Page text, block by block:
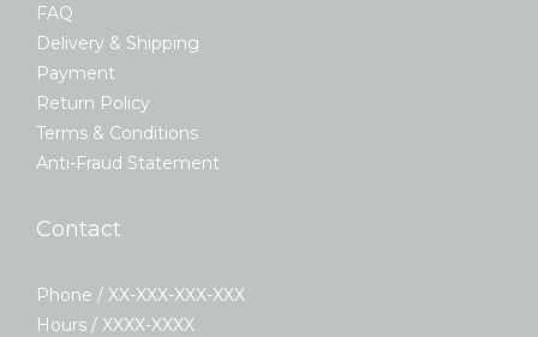
FAQ
Delivery & Shipping
Payment
Return Policy
Terms & Conditions
Anti-Fraud Statement
Contact
Phone / XX-XXX-XXX-XXX
Hours / XXXX-XXXX